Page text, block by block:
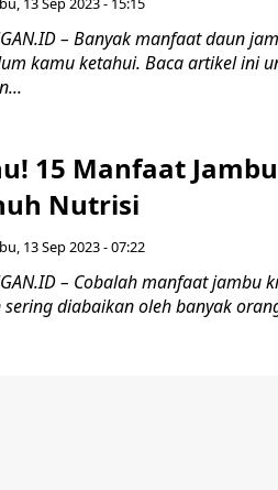
– Banyak manfaat daun
kamu ketahui. Baca artikel ini
15 Manfaat
Nutrisi
13 Sep 2023 - 07:22
– Cobalah manfaat jambu
diabaikan oleh banyak